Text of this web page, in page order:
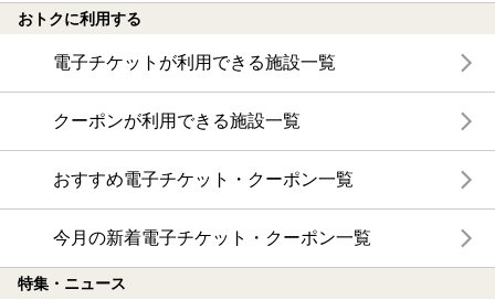
おトクに利用する
電子チケットが利用できる施設一覧
クーポンが利用できる施設一覧
おすすめ電子チケット・クーポン一覧
今月の新着電子チケット・クーポン一覧
特集・ニュース